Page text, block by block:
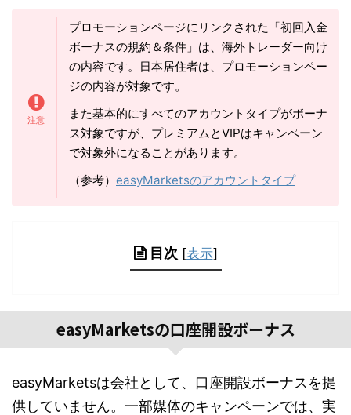
プロモーションページにリンクされた「初回入金
ボーナスの規約＆条件」は、海外トレーダー向け
の内容です。日本居住者は、プロモーションペー
ジの内容が対象です。
また基本的にすべてのアカウントタイプがボーナ
ス対象ですが、プレミアムとVIPはキャンペーン
で対象外になることがあります。
（参考） easyMarketsのアカウントタイプ
目次 [表示]
easyMarketsの口座開設ボーナス
easyMarketsは会社として、口座開設ボーナスを提
供していません。一部媒体のキャンペーンでは、実